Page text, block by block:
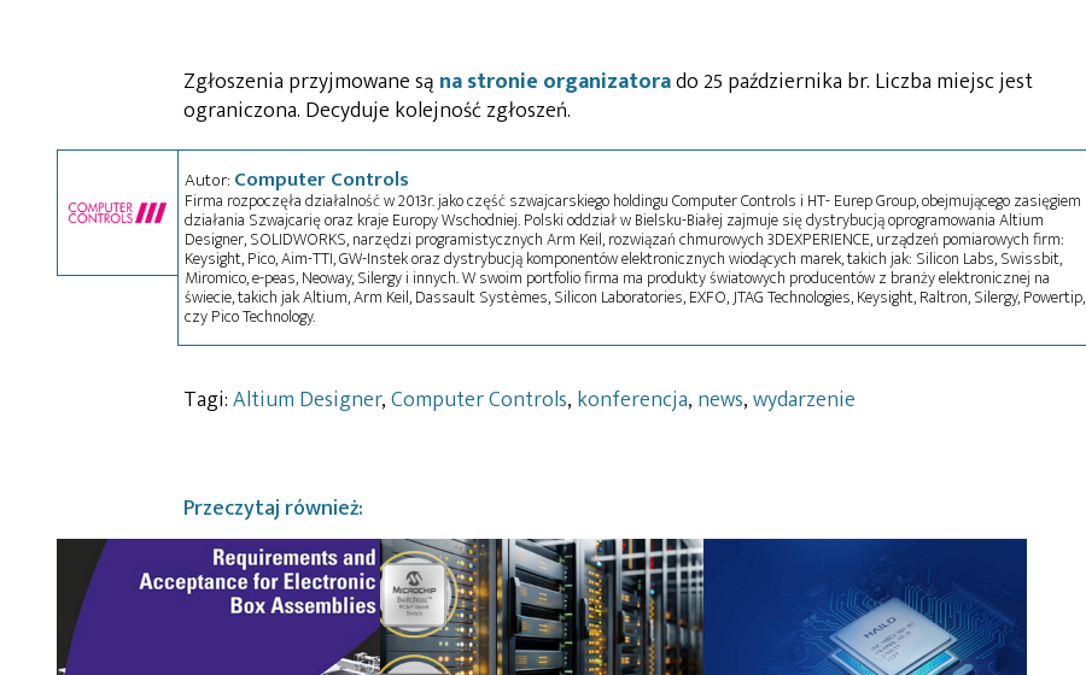
Zgłoszenia przyjmowane są na stronie organizatorado 25 października br. Liczba miejsc jest
ograniczona. Decyduje kolejność zgłoszeń.
Autor: Computer Controls
Firma rozpoczęła działalność w 2013r. jako część szwajcarskiego holdingu Computer Controls i HT- Eurep Group, obejmującego zasięgiem
działania Szwajcarię oraz kraje Europy Wschodniej. Polski oddział w Bielsku-Białej zajmuje się dystrybucją oprogramowania Altium
Designer, SOLIDWORKS, narzędzi programistycznych Arm Keil, rozwiązań chmurowych 3DEXPERIENCE, urządzeń pomiarowych firm:
Keysight, Pico, Aim-TTI, GW-Instek oraz dystrybucją komponentów elektronicznych wiodących marek, takich jak: Silicon Labs, Swissbit,
Miromico, e-peas, Neoway, Silergy i innych. W swoim portfolio firma ma produkty światowych producentów z branży elektronicznej na
świecie, takich jak Altium, Arm Keil, Dassault Systèmes, Silicon Laboratories, EXFO, JTAG Technologies, Keysight, Raltron, Silergy, Powertip,
czy Pico Technology.
Tagi:Altium Designer,Computer Controls, konferencja, news,wydarzenie
Przeczytaj również: